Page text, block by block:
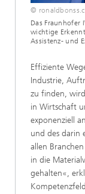
©
Das Fraunhofer
wichtige
Assistenz- und
Effiziente
Industrie,
zu finden,
in Wirtschaft
exponenziell
und des darin
allen
in die
gehalten«,